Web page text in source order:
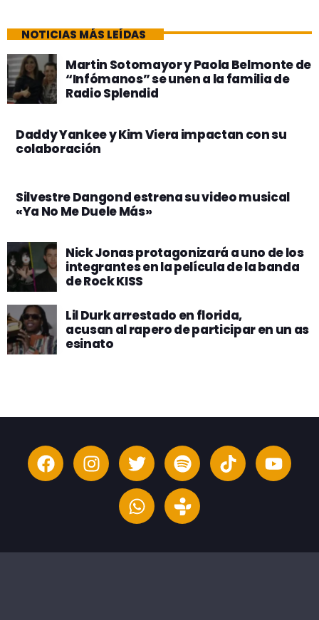
NOTICIAS MÁS LEÍDAS
Martin Sotomayor y Paola Belmonte de
“Infómanos” se unen a la familia de
Radio Splendid
Daddy Yankee y Kim Viera impactan con su
colaboración
Silvestre Dangond estrena su video musical
«Ya No Me Duele Más»
Nick Jonas protagonizará a uno de los
integrantes en la película de la banda
de Rock KISS
Lil Durk arrestado en florida,
acusan al rapero de participar en un as
esinato